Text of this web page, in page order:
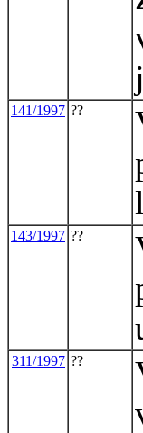
141/1997 ??
143/1997 ??
311/1997 ??